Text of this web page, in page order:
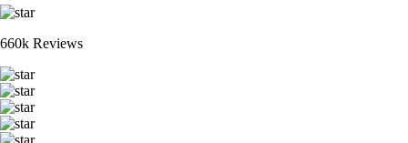
660k Reviews